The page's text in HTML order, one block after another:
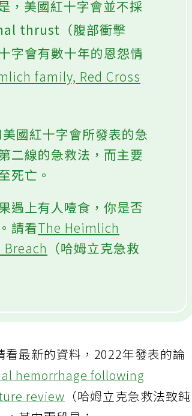
，美國紅十字會並不採
thrust（腹部衝擊
字會有數十年的恩怨情
family, Red Cross
國紅十字會所發表的急
二線的急救法，而主要
死亡。
遇上有人噎食，你是否
請看The Heimlich
（哈姆立克急救
最新的資料，2022年發表的論
hemorrhage following
review （哈姆立克急救法致